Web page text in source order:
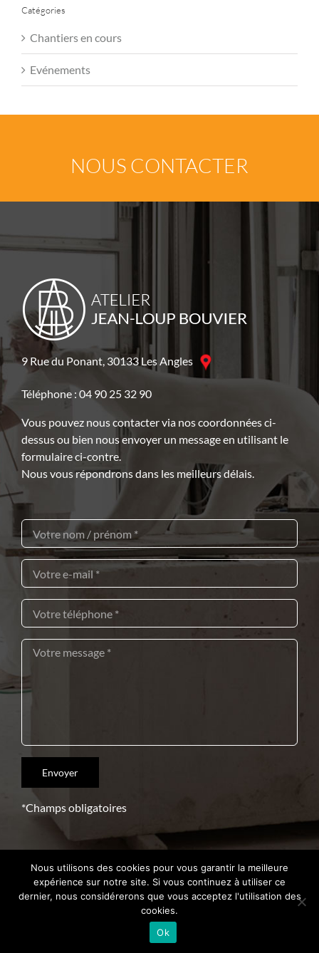
Catégories
Chantiers en cours
Evénements
NOUS CONTACTER
9 Rue du Ponant, 30133 Les Angles
Téléphone : 04 90 25 32 90
Vous pouvez nous contacter via nos coordonnées ci-
dessus ou bien nous envoyer un message en utilisant le
formulaire ci-contre.
Nous vous répondrons dans les meilleurs délais.
*Champs obligatoires
Copyright 2021 – Crédits Intrasite
Nous utilisons des cookies pour vous garantir la meilleure
expérience sur notre site. Si vous continuez à utiliser ce
dernier, nous considérerons que vous acceptez l'utilisation des
cookies.
Ok